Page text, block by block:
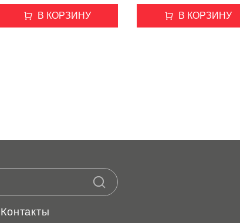
В КОРЗИНУ В КОРЗИНУ
Контакты